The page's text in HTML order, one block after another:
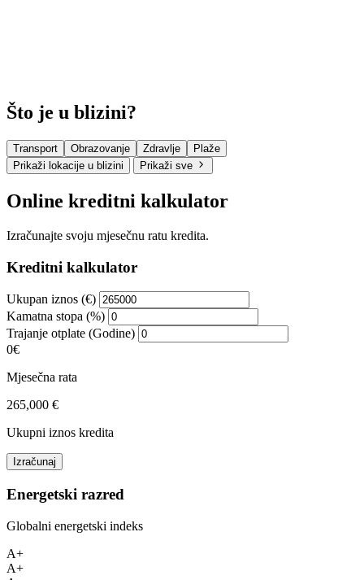
Što je u blizini?
Transport Obrazovanje Zdravlje
Plaže
Prikaži lokacije u blizini
Prikaži sve
Online kreditni kalkulator
Izračunajte svoju mjesečnu ratu kredita.
Kreditni kalkulator
Ukupan iznos (€)
Kamatna stopa (%)
Trajanje otplate (Godine)
0€
Mjesečna rata
265,000 €
Ukupni iznos kredita
Izračunaj
Energetski razred
Globalni energetski indeks
A+
A+